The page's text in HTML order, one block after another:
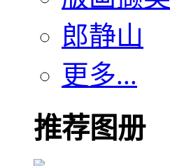
郎静山
更多...
推荐图册